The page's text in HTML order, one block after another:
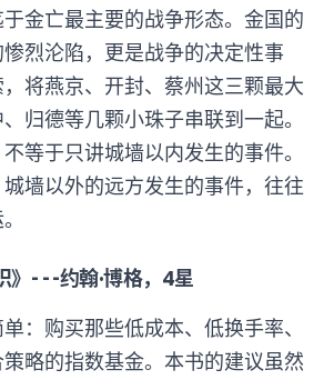
金亡最主要的战争形态。金国的
烈沦陷，更是战争的决定性事
将燕京、开封、蔡州这三颗最大
归德等几颗小珠子串联到一起。
等于只讲城墙以内发生的事件。
墙以外的远方发生的事件，往往
》- - -约翰·博格，4星
：购买那些低成本、低换手率、
略的指数基金。本书的建议虽然